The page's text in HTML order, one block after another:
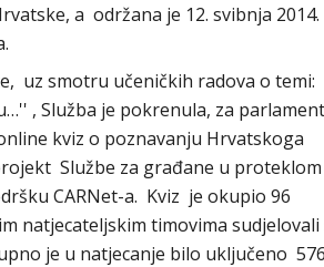
a održana je 12. svibnja 2014.
uz smotru učeničkih radova o temi:
, Služba je pokrenula, za
kviz o poznavanju Hrvatskoga
Službe za građane u proteklom
CARNet-a. Kviz je okupio 96
natjecateljskim timovima sudjelovali
je u natjecanje bilo uključeno 576